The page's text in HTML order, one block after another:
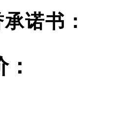
诺书：